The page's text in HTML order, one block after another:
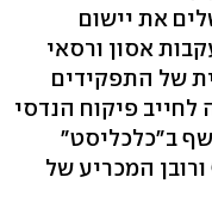
את יישום
אסון ורסאי
של התפקידים
לחייב פיקוח הנדסי
ב"כלכליסט"
המכריע של